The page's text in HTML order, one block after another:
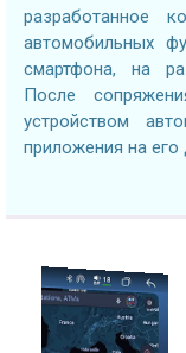
разработанное
автомобильных
смартфона, на
После
устройством
приложения на его